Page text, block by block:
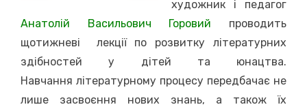
художник і педагог
Анатолій Васильович Горовий проводить
щотижневі лекції по розвитку літературних
здібностей у дітей та юнацтва.
Навчання літературному процесу передбачає не
лише засвоєння нових знань, а також їх